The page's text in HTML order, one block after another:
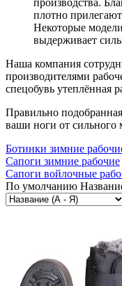
плотно
Некоторые
выдерживает
Наша компания
производителями
спецобувь утеплённая
Правильно
ваши ноги от сильного
Ботинки зимние
Сапоги зимние рабочие
Сапоги войлочные
По умолчанию